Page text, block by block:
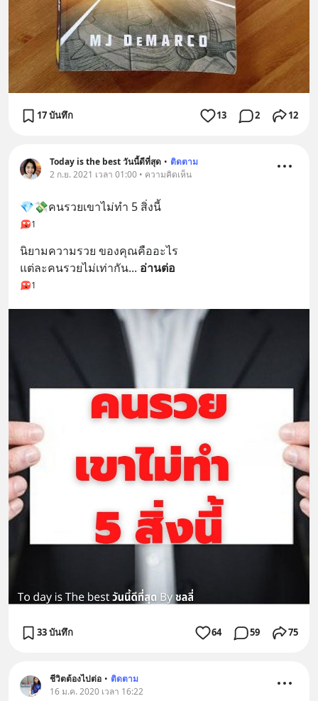
17 บันทึก 13 2 12
Today​ is​ the​ best​ วันนี้​ดี​ที่สุด​ • ติดตาม
2 ก.ย. 2021 เวลา 01:00 • ความคิดเห็น
💎💸คนรวยเขาไม่ทำ 5 สิ่งนี้
1
นิยามความรวย ของคุณคืออะไร
แต่ละคนรวยไม่เท่ากัน... อ่านต่อ
1
33 บันทึก 64 59 75
ชีวิตต้องไปต่อ • ติดตาม
16 ม.ค. 2020 เวลา 16:22